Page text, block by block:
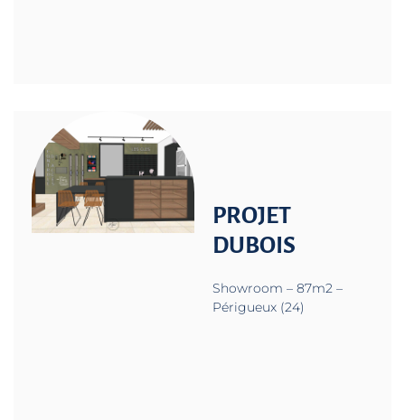
PROJET
DUBOIS
Showroom – 87m2 –
Périgueux (24)